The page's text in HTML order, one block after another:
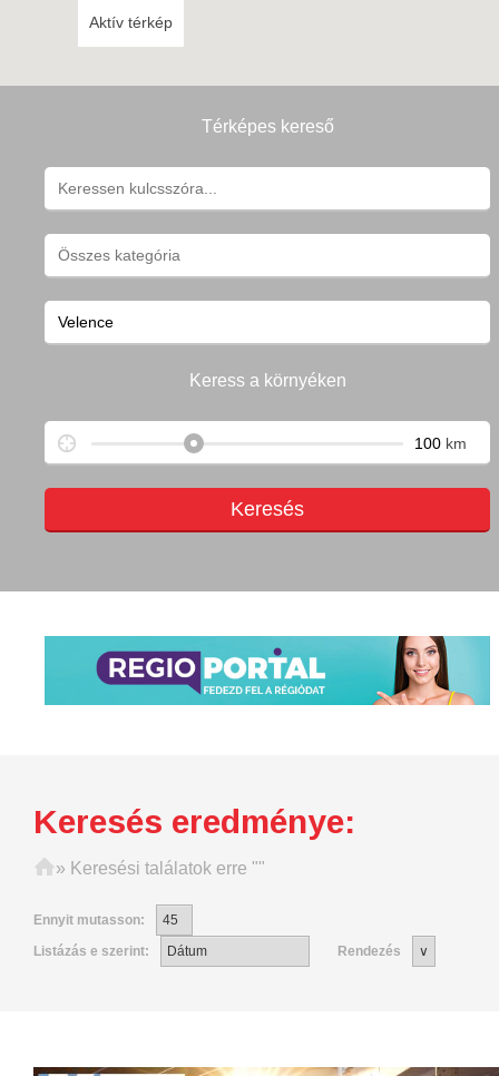
Aktív térkép
Térképes kereső
Keress a környéken
km
Keresés eredménye:
Főoldal
» Keresési találatok erre ""
Ennyit mutasson:
Listázás e szerint:
Rendezés